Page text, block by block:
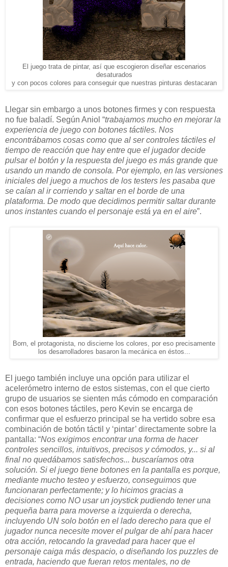
El juego trata de pintar, así que escogieron diseñar escenarios
desaturados
y con pocos colores para conseguir que nuestras pinturas destacaran
Llegar sin embargo a unos botones firmes y con respuesta
no fue baladí. Según Aniol “trabajamos mucho en mejorar la
experiencia de juego con botones táctiles. Nos
encontrábamos cosas como que al ser controles táctiles el
tiempo de reacción que hay entre que el jugador decide
pulsar el botón y la respuesta del juego es más grande que
usando un mando de consola. Por ejemplo, en las versiones
iniciales del juego a muchos de los testers les pasaba que
se caían al ir corriendo y saltar en el borde de una
plataforma. De modo que decidimos permitir saltar durante
unos instantes cuando el personaje está ya en el aire”.
Born, el protagonista, no discierne los colores, por eso precisamente
los desarrolladores basaron la mecánica en éstos...
El juego también incluye una opción para utilizar el
acelerómetro interno de estos sistemas, con el que cierto
grupo de usuarios se sienten más cómodo en comparación
con esos botones táctiles, pero Kevin se encarga de
confirmar que el esfuerzo principal se ha vertido sobre esa
combinación de botón táctil y ‘pintar’ directamente sobre la
pantalla: “Nos exigimos encontrar una forma de hacer
controles sencillos, intuitivos, precisos y cómodos, y... si al
final no quedábamos satisfechos... buscaríamos otra
solución. Si el juego tiene botones en la pantalla es porque,
mediante mucho testeo y esfuerzo, conseguimos que
funcionaran perfectamente; y lo hicimos gracias a
decisiones como NO usar un joystick pudiendo tener una
pequeña barra para moverse a izquierda o derecha,
incluyendo UN solo botón en el lado derecho para que el
jugador nunca necesite mover el pulgar de ahí para hacer
otra acción, retocando la gravedad para hacer que el
personaje caiga más despacio, o diseñando los puzzles de
entrada, haciendo que fueran retos mentales, no de